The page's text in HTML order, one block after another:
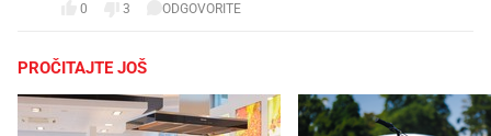
0 3 ODGOVORITE
PROČITAJTE JOŠ